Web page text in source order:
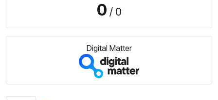
0 / 0
Digital Matter